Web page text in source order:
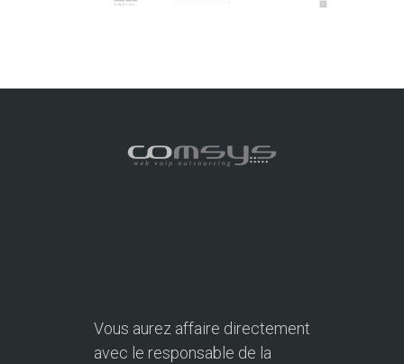
Vous aurez affaire directement
avec le responsable de la